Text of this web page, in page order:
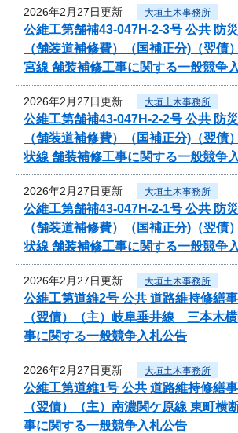
2026年2月27日更新 大垣土木事務所
公維工第舗補43-047H-2-3号 公共 防
（舗装道補修費）（国補正分)（翌債
宮線 舗装補修工事に関する一般競争
2026年2月27日更新 大垣土木事務所
公維工第舗補43-047H-2-2号 公共 防
（舗装道補修費）（国補正分)（翌債
状線 舗装補修工事に関する一般競争
2026年2月27日更新 大垣土木事務所
公維工第舗補43-047H-2-1号 公共 防
（舗装道補修費）（国補正分)（翌債
状線 舗装補修工事に関する一般競争
2026年2月27日更新 大垣土木事務所
公維工第道維2号 公共 道路維持修繕事
（翌債）（主）岐阜垂井線 三本木
事に関する一般競争入札公告
2026年2月27日更新 大垣土木事務所
公維工第道維1号 公共 道路維持修繕事
（翌債）（主）南濃関ケ原線 東町横
事に関する一般競争入札公告